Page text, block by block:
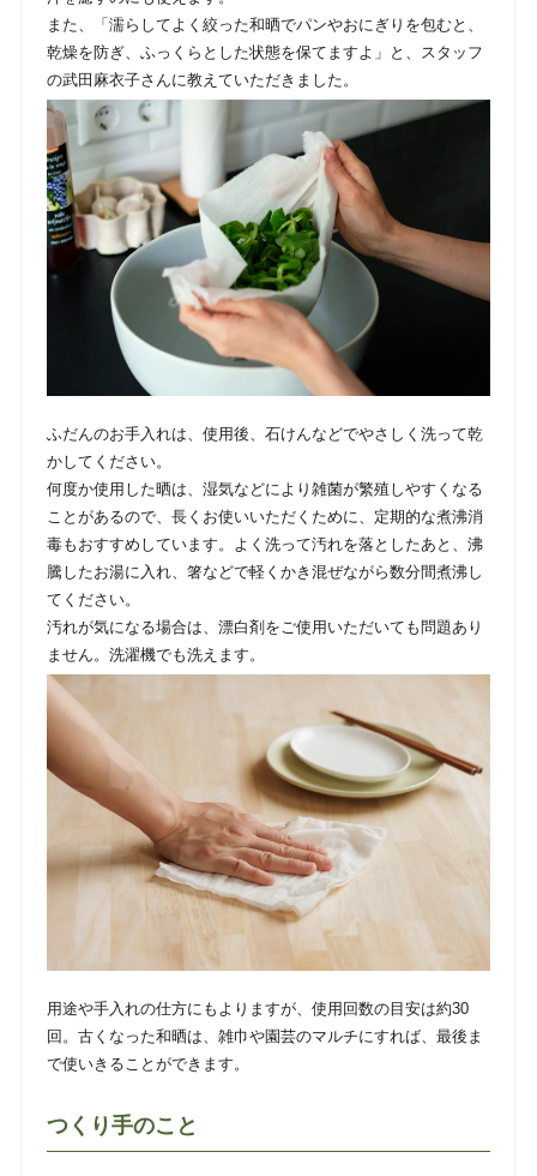
また、「濡らしてよく絞った和晒でパンやおにぎりを包むと、
乾燥を防ぎ、ふっくらとした状態を保てますよ」と、スタッフ
の武田麻衣子さんに教えていただきました。
ふだんのお手入れは、使用後、石けんなどでやさしく洗って乾
かしてください。
何度か使用した晒は、湿気などにより雑菌が繁殖しやすくなる
ことがあるので、長くお使いいただくために、定期的な煮沸消
毒もおすすめしています。よく洗って汚れを落としたあと、沸
騰したお湯に入れ、箸などで軽くかき混ぜながら数分間煮沸し
てください。
汚れが気になる場合は、漂白剤をご使用いただいても問題あり
ません。洗濯機でも洗えます。
用途や手入れの仕方にもよりますが、使用回数の目安は約30
回。古くなった和晒は、雑巾や園芸のマルチにすれば、最後ま
で使いきることができます。
つくり手のこと